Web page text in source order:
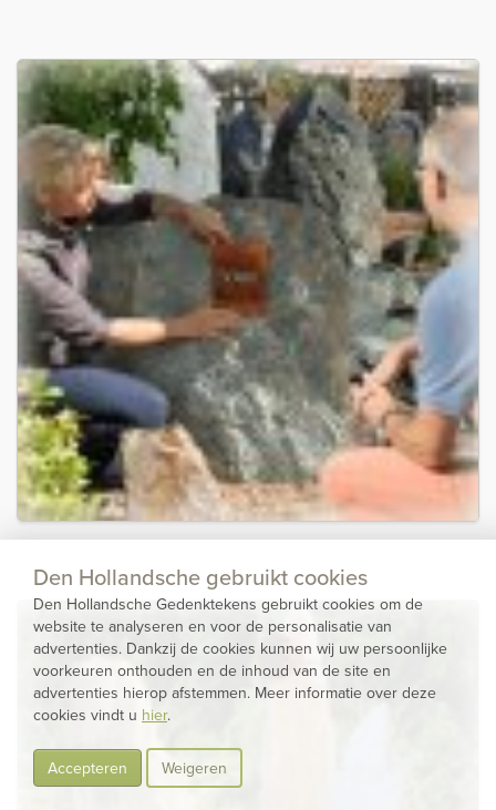
Den Hollandsche gebruikt cookies
Den Hollandsche Gedenktekens gebruikt cookies om de
website te analyseren en voor de personalisatie van
advertenties. Dankzij de cookies kunnen wij uw persoonlijke
voorkeuren onthouden en de inhoud van de site en
advertenties hierop afstemmen. Meer informatie over deze
cookies vindt u hier.
Accepteren Weigeren